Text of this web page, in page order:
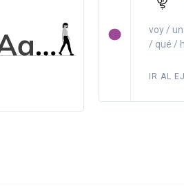
voy /
/ qué /
IR AL